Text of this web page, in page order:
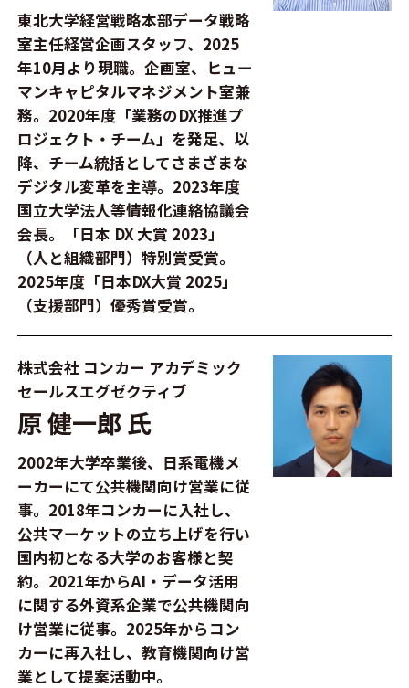
東北大学経営戦略本部データ戦略
室主任経営企画スタッフ、2025
年10月より現職。企画室、ヒュー
マンキャピタルマネジメント室兼
務。2020年度「業務のDX推進プ
ロジェクト・チーム」を発足、以
降、チーム統括としてさまざまな
デジタル変革を主導。2023年度
国立大学法人等情報化連絡協議会
会長。「日本 DX 大賞 2023」
（人と組織部門）特別賞受賞。
2025年度「日本DX大賞 2025」
（支援部門）優秀賞受賞。
株式会社 コンカー アカデミック
セールスエグゼクティブ
原 健一郎 氏
2002年大学卒業後、日系電機メ
ーカーにて公共機関向け営業に従
事。2018年コンカーに入社し、
公共マーケットの立ち上げを行い
国内初となる大学のお客様と契
約。2021年からAI・データ活用
に関する外資系企業で公共機関向
け営業に従事。2025年からコン
カーに再入社し、教育機関向け営
業として提案活動中。